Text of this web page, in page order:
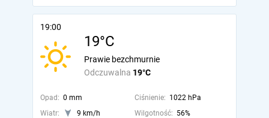
19:00
19°C
Odczuwalna 19°C
Prawie bezchmurnie
Opad: 0 mm Ciśnienie: 1022 hPa
Wiatr:
9 km/h Wilgotność: 56%